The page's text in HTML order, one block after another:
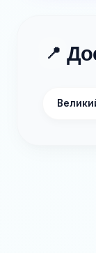
📍